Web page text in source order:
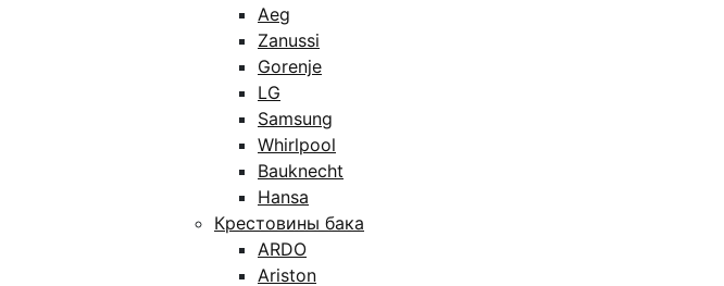
Aeg
Zanussi
Gorenje
LG
Samsung
Whirlpool
Bauknecht
Hansa
Крестовины бака
ARDO
Ariston